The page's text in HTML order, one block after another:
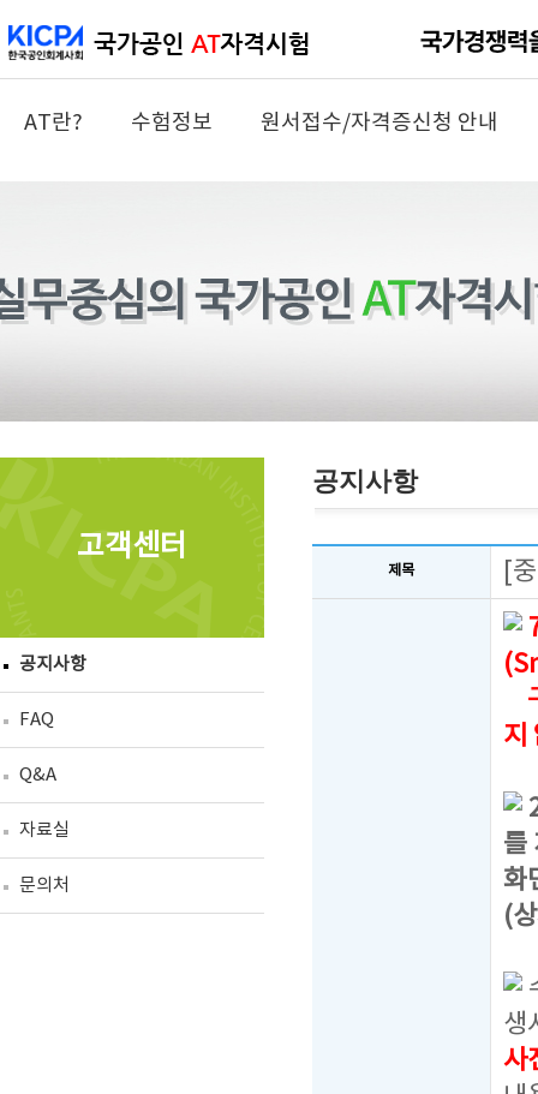
AT란? 수험정보 원서접수/자격증신청 안내
고객센터
공지사항
FAQ
Q&A
자료실
문의처
공지사항
제목
[
지
를
화
(
생
사